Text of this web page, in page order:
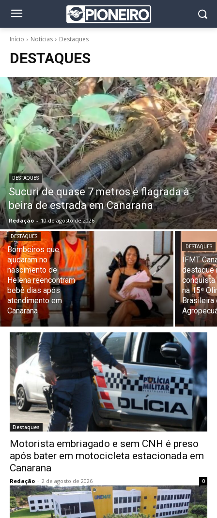
Início Notícias Destaques
DESTAQUES
DESTAQUES
Sucuri de quase 7 metros é flagrada à
beira de estrada em Canarana
Redação - 10 de agosto de 2026
DESTAQUES
Bombeiros que
ajudaram no
nascimento de
Helena reencontram
bebê dias após
atendimento em
Canarana
DESTAQUES
IFMT
destaque
na 15ª
Brasileira
Destaques
Motorista embriagado e sem CNH é preso
após bater em motocicleta estacionada em
Canarana
Redação - 2 de agosto de 2026 0